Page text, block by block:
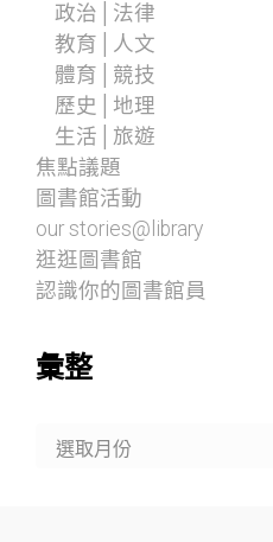
政治│法律
教育│人文
體育│競技
歷史│地理
生活│旅遊
焦點議題
圖書館活動
our stories@library
逛逛圖書館
認識你的圖書館員
彙整